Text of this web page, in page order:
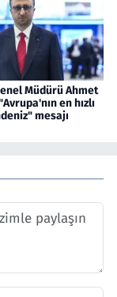
Müdürü Ahmet
en hızlı
mesajı